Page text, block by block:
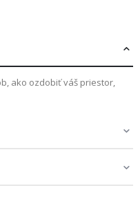
ako ozdobiť váš priestor,